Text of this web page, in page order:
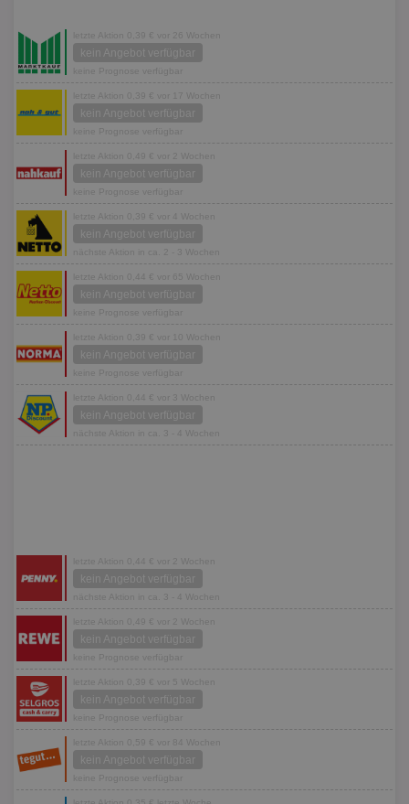
letzte Aktion 0,39 € vor 26 Wochen
kein Angebot verfügbar
keine Prognose verfügbar
letzte Aktion 0,39 € vor 17 Wochen
kein Angebot verfügbar
keine Prognose verfügbar
letzte Aktion 0,49 € vor 2 Wochen
kein Angebot verfügbar
keine Prognose verfügbar
letzte Aktion 0,39 € vor 4 Wochen
kein Angebot verfügbar
nächste Aktion in ca. 2 - 3 Wochen
letzte Aktion 0,44 € vor 65 Wochen
kein Angebot verfügbar
keine Prognose verfügbar
letzte Aktion 0,39 € vor 10 Wochen
kein Angebot verfügbar
keine Prognose verfügbar
letzte Aktion 0,44 € vor 3 Wochen
kein Angebot verfügbar
nächste Aktion in ca. 3 - 4 Wochen
letzte Aktion 0,44 € vor 2 Wochen
kein Angebot verfügbar
nächste Aktion in ca. 3 - 4 Wochen
letzte Aktion 0,49 € vor 2 Wochen
kein Angebot verfügbar
keine Prognose verfügbar
letzte Aktion 0,39 € vor 5 Wochen
kein Angebot verfügbar
keine Prognose verfügbar
letzte Aktion 0,59 € vor 84 Wochen
kein Angebot verfügbar
keine Prognose verfügbar